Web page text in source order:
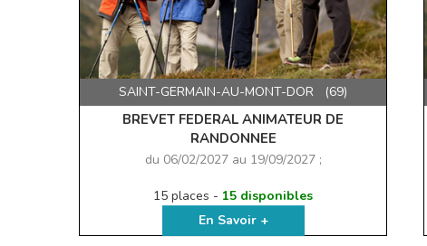
SAINT-GERMAIN-AU-MONT-DOR (69)
BREVET FEDERAL ANIMATEUR DE
RANDONNEE
du 06/02/2027 au 19/09/2027 ;
15 places - 15 disponibles
En Savoir +